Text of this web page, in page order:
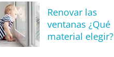
Renovar las
ventanas ¿Qué
material elegir?